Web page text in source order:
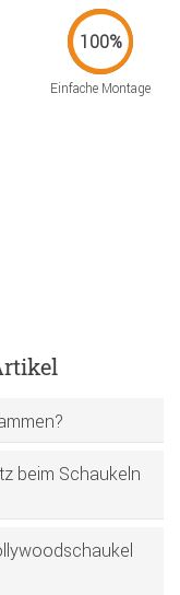
Einfache Montage
beim Schaukeln